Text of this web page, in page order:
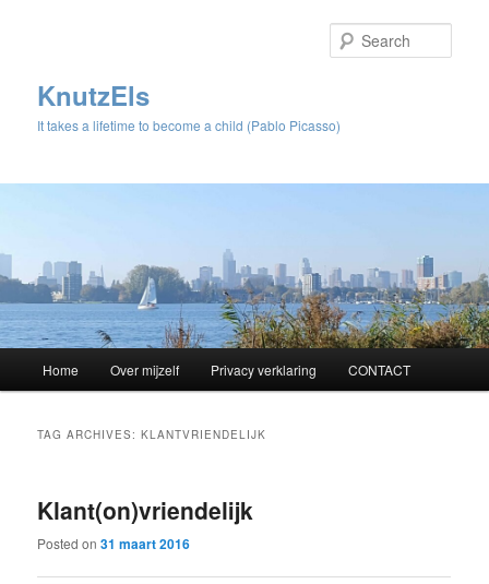
KnutzEls
It takes a lifetime to become a child (Pablo Picasso)
Skip
content
Skip
content
Home Over mijzelf Privacy verklaring CONTACT
TAG ARCHIVES:KLANTVRIENDELIJK
Klant(on)vriendelijk
Posted on31 maart 2016